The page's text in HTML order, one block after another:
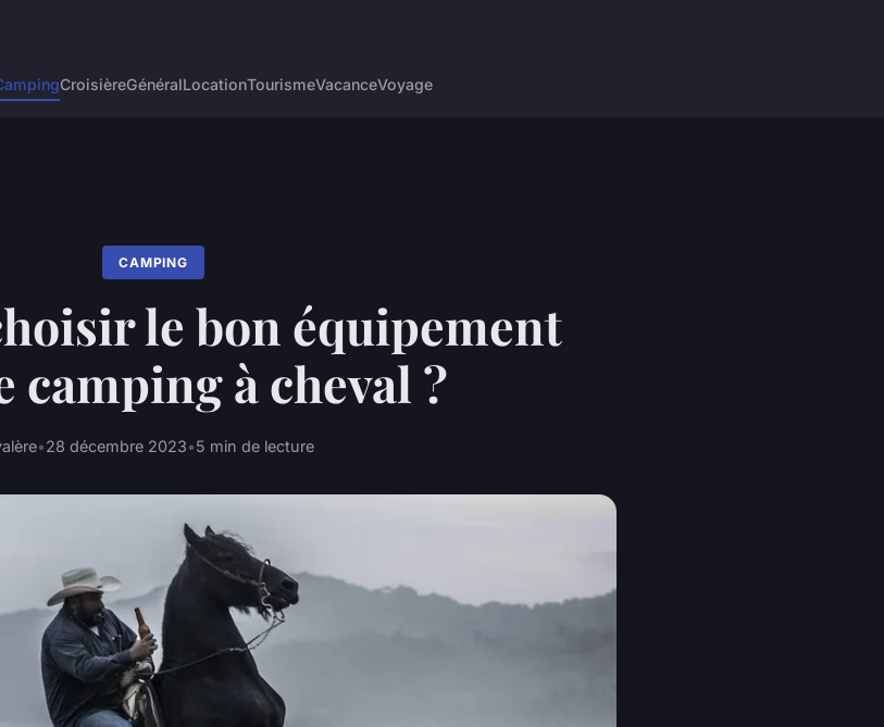
CroisièreGénéralLocationTourismeVacanceVoyage
CAMPING
le bon équipement
camping à cheval ?
•28 décembre 2023•5 min de lecture